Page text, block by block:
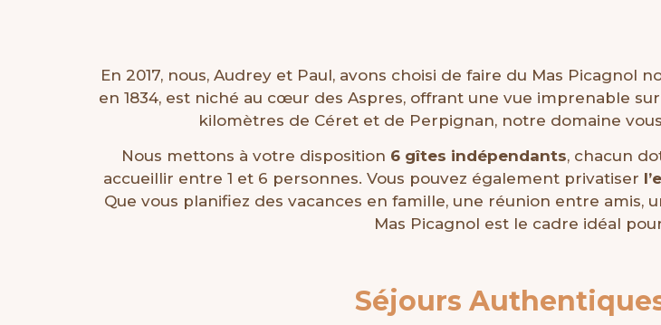
En 2017, nous, Audrey et Paul, avons choisi de faire du Mas
en 1834, est niché au cœur des Aspres, offrant une vue imprenable
kilomètres de Céret et de Perpignan, notre domaine
Nous mettons à votre disposition 6 gîtes indépendants, chacun
accueillir entre 1 et 6 personnes. Vous pouvez également privatiser
Que vous planifiez des vacances en famille, une réunion entre amis,
Mas Picagnol est le cadre idéal
Séjours